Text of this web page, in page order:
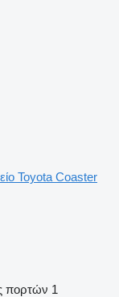
Toyota Coaster
πορτών 1